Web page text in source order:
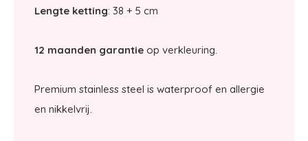
Lengte ketting: 38 + 5 cm
12 maanden garantie op verkleuring.
Premium stainless steel is waterproof en allergie
en nikkelvrij.